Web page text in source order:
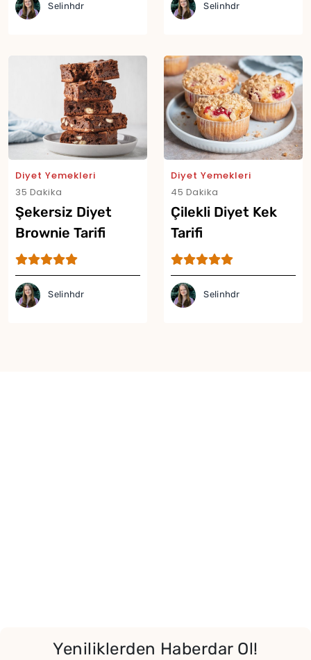
Selinhdr Selinhdr
Diyet Yemekleri
35 Dakika
Şekersiz Diyet
Brownie Tarifi
Selinhdr
Diyet Yemekleri
45 Dakika
Çilekli Diyet Kek
Tarifi
Selinhdr
Yeniliklerden Haberdar Ol!